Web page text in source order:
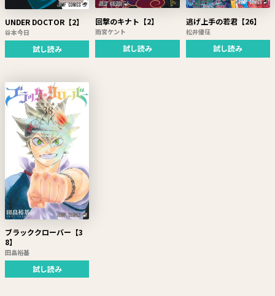
UNDER DOCTOR【2】
谷本今日
試し読み
回撃のキナト【2】
雨宮ケント
試し読み
逃げ上手の若君【26】
松井優征
試し読み
ブラッククローバー【3
8】
田畠裕基
試し読み